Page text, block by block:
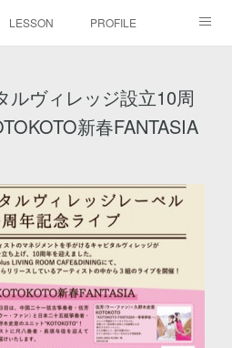
LESSON PROFILE
ルヴィレッジ設立10周
新春FANTASIA